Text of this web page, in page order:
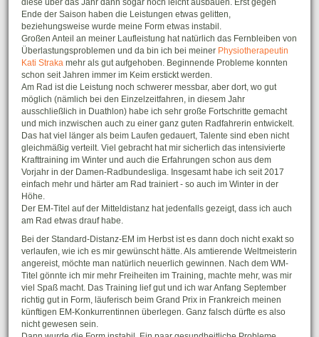
diese über das Jahr dann sogar noch leicht ausbauen. Erst gegen
Ende der Saison haben die Leistungen etwas gelitten,
beziehungsweise wurde meine Form etwas instabil.
Großen Anteil an meiner Laufleistung hat natürlich das Fernbleiben von
Überlastungsproblemen und da bin ich bei meiner Physiotherapeutin
Kati Straka mehr als gut aufgehoben. Beginnende Probleme konnten
schon seit Jahren immer im Keim erstickt werden.
Am Rad ist die Leistung noch schwerer messbar, aber dort, wo gut
möglich (nämlich bei den Einzelzeitfahren, in diesem Jahr
ausschließlich in Duathlon) habe ich sehr große Fortschritte gemacht
und mich inzwischen auch zu einer ganz guten Radfahrerin entwickelt.
Das hat viel länger als beim Laufen gedauert, Talente sind eben nicht
gleichmäßig verteilt. Viel gebracht hat mir sicherlich das intensivierte
Krafttraining im Winter und auch die Erfahrungen schon aus dem
Vorjahr in der Damen-Radbundesliga. Insgesamt habe ich seit 2017
einfach mehr und härter am Rad trainiert - so auch im Winter in der
Höhe.
Der EM-Titel auf der Mitteldistanz hat jedenfalls gezeigt, dass ich auch
am Rad etwas drauf habe.
Bei der Standard-Distanz-EM im Herbst ist es dann doch nicht exakt so
verlaufen, wie ich es mir gewünscht hätte. Als amtierende Weltmeisterin
angereist, möchte man natürlich neuerlich gewinnen. Nach dem WM-
Titel gönnte ich mir mehr Freiheiten im Training, machte mehr, was mir
viel Spaß macht. Das Training lief gut und ich war Anfang September
richtig gut in Form, läuferisch beim Grand Prix in Frankreich meinen
künftigen EM-Konkurrentinnen überlegen. Ganz falsch dürfte es also
nicht gewesen sein.